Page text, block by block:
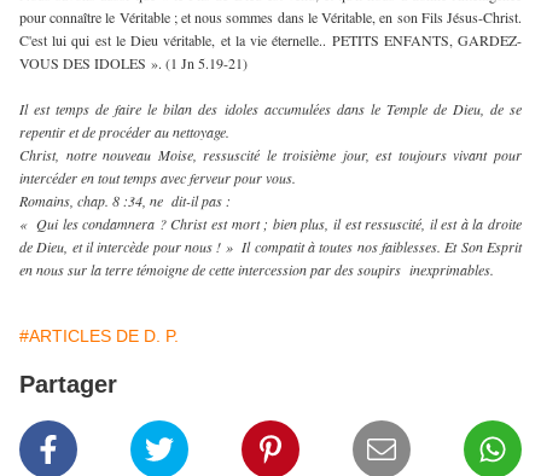
pour connaître le Véritable ; et nous sommes dans le Véritable, en son Fils Jésus-Christ.
C'est lui qui est le Dieu véritable, et la vie éternelle.. PETITS ENFANTS, GARDEZ-
VOUS DES IDOLES ». (1 Jn 5.19-21)
Il est temps de faire le bilan des idoles accumulées dans le Temple de Dieu, de se
repentir et de procéder au nettoyage.
Christ, notre nouveau Moise, ressuscité le troisième jour, est toujours vivant pour
intercéder en tout temps avec ferveur pour vous.
Romains, chap. 8 :34, ne dit-il pas :
« Qui les condamnera ? Christ est mort ; bien plus, il est ressuscité, il est à la droite
de Dieu, et il intercède pour nous ! » Il compatit à toutes nos faiblesses. Et Son Esprit
en nous sur la terre témoigne de cette intercession par des soupirs inexprimables.
#ARTICLES DE D. P.
Partager